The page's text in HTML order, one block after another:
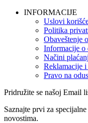
INFORMACIJE
Uslovi
Politika
Obaveštenje
Informacije o
Načini
Reklamacije i
Pravo na
Pridružite se našoj Email
Saznajte prvi za
novostima.